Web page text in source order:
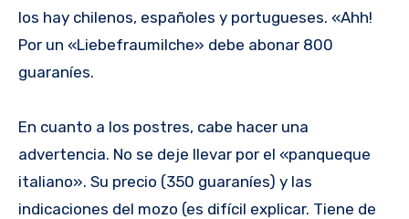
los hay chilenos, españoles y portugueses. «Ahh!
Por un «Liebefraumilche» debe abonar 800
guaraníes.
En cuanto a los postres, cabe hacer una
advertencia. No se deje llevar por el «panqueque
italiano». Su precio (350 guaraníes) y las
indicaciones del mozo (es difícil explicar. Tiene de